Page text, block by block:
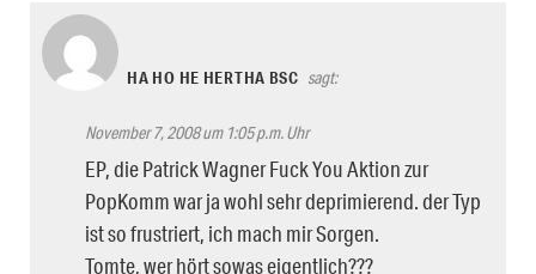
HA HO HE HERTHA BSC sagt:
November 7, 2008 um 1:05 p.m. Uhr
EP, die Patrick Wagner Fuck You Aktion zur
PopKomm war ja wohl sehr deprimierend. der Typ
ist so frustriert, ich mach mir Sorgen.
Tomte, wer hört sowas eigentlich???